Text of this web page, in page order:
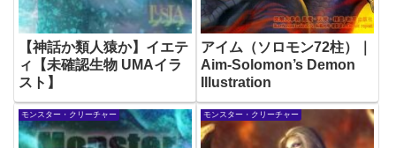
【神話か類人猿か】イエテ
ィ【未確認生物 UMAイラ
スト】
アイム（ソロモン72柱）｜
Aim-Solomon’s Demon
Illustration
モンスター・クリーチャー モンスター・クリーチャー